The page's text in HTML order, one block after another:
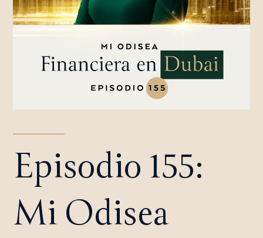
Episodio 155:
Mi Odisea